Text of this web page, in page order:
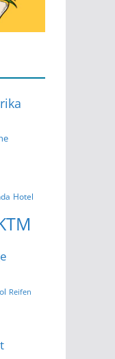
Hotel
Reifen